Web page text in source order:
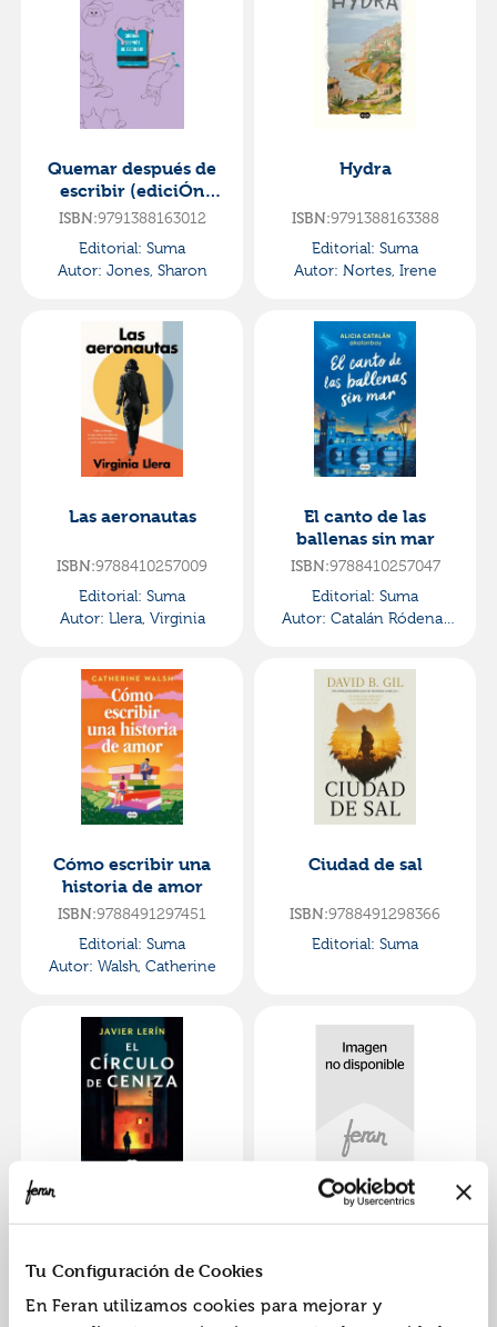
Tu Configuración de Cookies
En Feran utilizamos cookies para mejorar y
Quemar después de
escribir (ediciÓn
oficial gatos)
ISBN:9791388163012
Editorial: Suma
Autor: Jones, Sharon
Hydra
ISBN:9791388163388
Editorial: Suma
Autor: Nortes, Irene
Las aeronautas
ISBN:9788410257009
Editorial: Suma
Autor: Llera, Virginia
El canto de las
ballenas sin mar
ISBN:9788410257047
Editorial: Suma
Autor: Catalán Ródenas
Cómo escribir una
historia de amor
ISBN:9788491297451
Editorial: Suma
Autor: Walsh, Catherine
Ciudad de sal
ISBN:9788491298366
Editorial: Suma
ISBN: 9791387512484
Autor: Lerín Albéniz,
Cherry baby
Autor:Rowell, Rainbow